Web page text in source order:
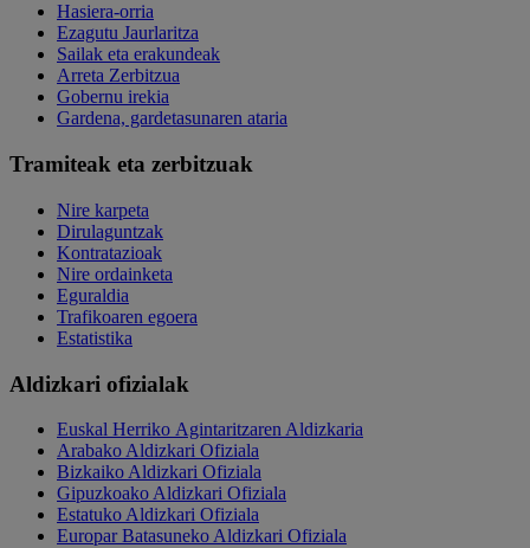
Hasiera-orria
Ezagutu Jaurlaritza
Sailak eta erakundeak
Arreta Zerbitzua
Gobernu irekia
Gardena, gardetasunaren ataria
Tramiteak eta zerbitzuak
Nire karpeta
Dirulaguntzak
Kontratazioak
Nire ordainketa
Eguraldia
Trafikoaren egoera
Estatistika
Aldizkari ofizialak
Euskal Herriko Agintaritzaren Aldizkaria
Arabako Aldizkari Ofiziala
Bizkaiko Aldizkari Ofiziala
Gipuzkoako Aldizkari Ofiziala
Estatuko Aldizkari Ofiziala
Europar Batasuneko Aldizkari Ofiziala